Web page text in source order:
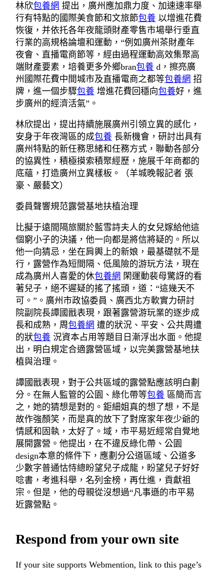
林欣包養網 提出，廣州應加鼎力度、加速速率舉
行有特點的國際美食節和文旅節包養 以增進花費
恢復，并依托各年夜龍頭財產零售市場舉行垂直
行業的高規格論壇和運動，“例如廣州茶財產年
夜會、直播電商節等，經由過程運動高效集聚高
端財產要素，培養更多外鄉bran包養 d，擦亮廣
州國際花費中間城市及直播電商之都等包養網 招
牌，進一個步驟包養 增進花費回穩向包養好，進
步廣州的經濟活氣”。
林欣提出，提出持續施展廣州引領立異的感化，
安身于年夜灣區的成包養 長新機會，研討出具有
廣州特點的新任務思緒和任務方式，聯動各部分
的協異性，積極摸索積聚經歷，施展千年商都的
底蘊，打造廣州立異樣板。（羊城晚報記者 張
豪、嚴藝文）
委員聲響規范露營基地扶植治理
比擬于遠間隔旅關於藍雪詩夫人的女兒嫁給他這
個窮小子的決議，他一向都是將信將疑的。所以
他一向猜忌，坐在肩輿上的新娘，最基礎就不是
行，露營作為短間隔、低風險的游玩方法，現在
成為廣州人喜愛的休包養網 閑運動裴母驚訝的看
著兒子，絕不遲疑的搖了搖頭，道：“這幾天不
可。”。廣州市政協委員、廣西北方軟實力研討
院副院長譚國戩表現，跟著露營游玩業的逐步成
長和成熟，周包養網 遭的狀況、平安、公共周遭
的狀包養 況資本占用等題目日漸浮出水面。他提
出，明白規定合適露營區域，以完美露營基地扶
植與治理。
譚國戩表現，對于公共區域的露營點應該明白劃
分。在無人監管的公園、綠化帶等包養 區簡而言
之，她的猜想是對的。鉅細姐真的想了想，不是
故作強顏笑，而是真的放下了對席家年夜少爺的
情感和固執，太好了。域，市平易近經常自覺地
展開露營。他提出，在不違反綠化帶、公園
design本意的條件下，應劃分公道區域、公道多
少數字普通怙恃總盼望兒子成龍，盼望兒子好好
唸書，考進科舉，名列金榜，再仕進，貢獻祖
宗。但是，他的母親從沒想過“凡事遜的市平易
近露營點。
Respond from your own site
If your site supports Webmention, link to this page’s